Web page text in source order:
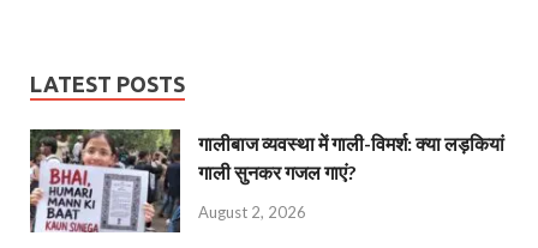
LATEST POSTS
गालीबाज व्‍यवस्‍था में गाली-विमर्श: क्या लड़कियां
गाली सुनकर गजल गाएं?
August 2, 2026